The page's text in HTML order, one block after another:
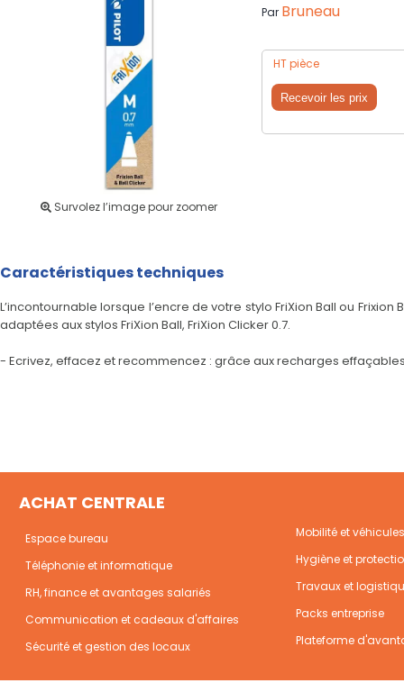
Survolez l’image pour zoomer
Par Bruneau
HT pièce
Recevoir les prix
Caractéristiques techniques
L’incontournable lorsque l’encre de votre stylo FriXion Ball ou
adaptées aux stylos FriXion Ball, FriXion Clicker 0.7.
- Ecrivez, effacez et recommencez : grâce aux recharges effaçables
ACHAT CENTRALE
Espace bureau
Téléphonie et informatique
RH, finance et avantages salariés
Communication et cadeaux d'affaires
Sécurité et gestion des locaux
Mobilité et véhicules
Hygiène et
Travaux et
Packs entreprise
Plateforme